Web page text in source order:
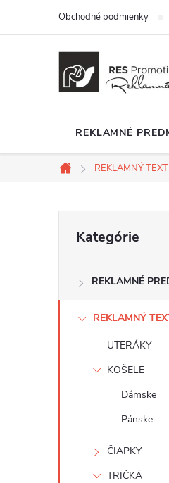
Obchodné podmienky
REKLAMNÉ
Domov
REKLAMNÝ
č
kategórie
Kategórie
REKLAMNÉ
REKLAMNÝ
UTERÁKY
KOŠELE
Dámske
Pánske
ČIAPKY
TRIČKÁ